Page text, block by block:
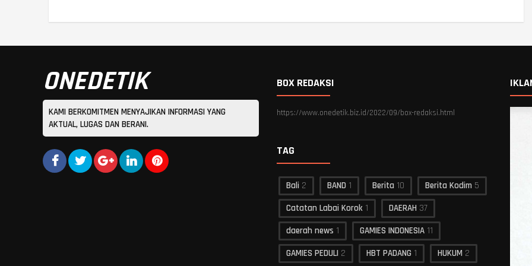
ONEDETIK
KAMI BERKOMITMEN MENYAJIKAN INFORMASI YANG
AKTUAL, LUGAS DAN BERANI.
BOX REDAKSI
https://www.onedetik.biz.id/2022/09/box-redaksi.html
TAG
Bali 2 BAND 1 Berita 10 Berita Kodim 5
Catatan Labai Korok 1 DAERAH 37
daerah news 1 GAMIES INDONESIA 11
GAMIES PEDULI 2 HBT PADANG 1 HUKUM 2